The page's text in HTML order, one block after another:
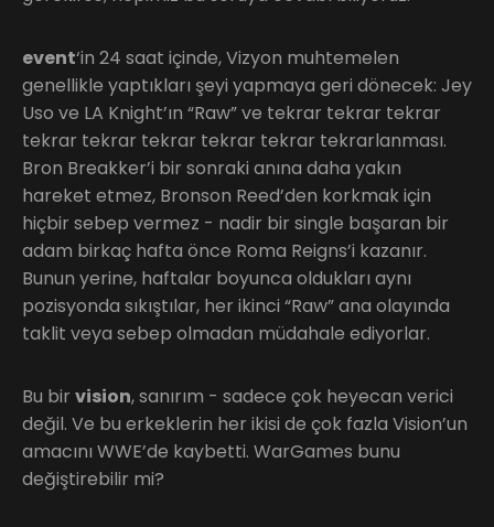
event‘in 24 saat içinde, Vizyon muhtemelen
genellikle yaptıkları şeyi yapmaya geri dönecek: Jey
Uso ve LA Knight’ın “Raw” ve tekrar tekrar tekrar
tekrar tekrar tekrar tekrar tekrar tekrarlanması.
Bron Breakker’i bir sonraki anına daha yakın
hareket etmez, Bronson Reed’den korkmak için
hiçbir sebep vermez - nadir bir single başaran bir
adam birkaç hafta önce Roma Reigns’i kazanır.
Bunun yerine, haftalar boyunca oldukları aynı
pozisyonda sıkıştılar, her ikinci “Raw” ana olayında
taklit veya sebep olmadan müdahale ediyorlar.
Bu bir vision, sanırım - sadece çok heyecan verici
değil. Ve bu erkeklerin her ikisi de çok fazla Vision’un
amacını WWE’de kaybetti. WarGames bunu
değiştirebilir mi?